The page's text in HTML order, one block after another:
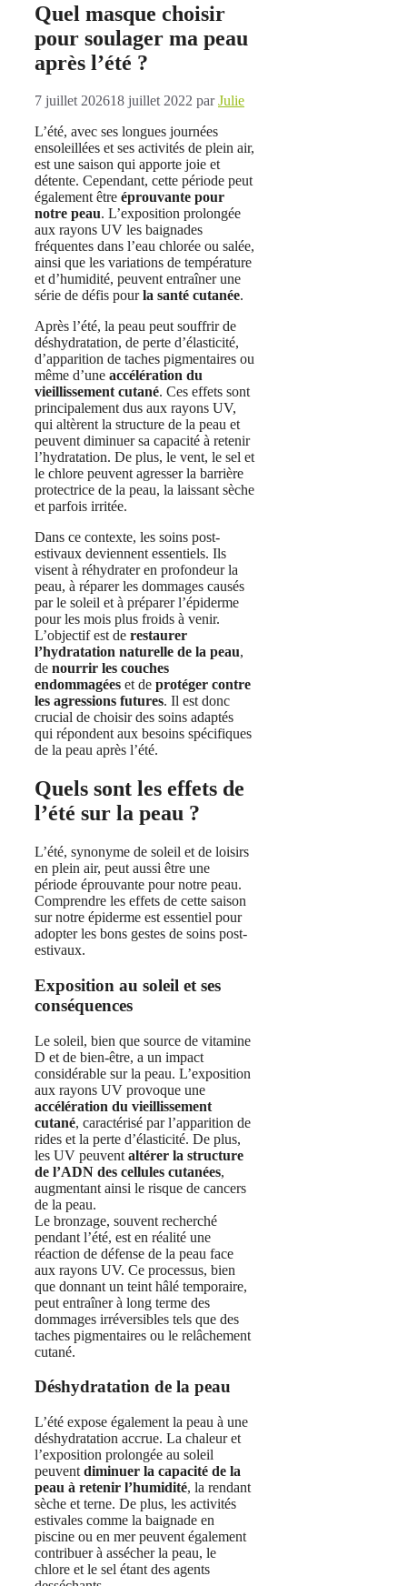
Quel masque choisir
pour soulager ma peau
après l’été ?
7 juillet 202618 juillet 2022 parJulie
L’été, avec ses longues journées
ensoleillées et ses activités de plein air,
est une saison qui apporte joie et
détente. Cependant, cette période peut
également être éprouvante pour
notre peau. L’exposition prolongée
aux rayons UV les baignades
fréquentes dans l’eau chlorée ou salée,
ainsi que les variations de température
et d’humidité, peuvent entraîner une
série de défis pourla santé cutanée.
Après l’été, la peau peut souffrir de
déshydratation, de perte d’élasticité,
d’apparition de taches pigmentaires ou
même d’une accélération du
vieillissement cutané. Ces effets sont
principalement dus aux rayons UV,
qui altèrent la structure de la peau et
peuvent diminuer sa capacité à retenir
l’hydratation. De plus, le vent, le sel et
le chlore peuvent agresser la barrière
protectrice de la peau, la laissant sèche
et parfois irritée.
Dans ce contexte, les soins post-
estivaux deviennent essentiels. Ils
visent à réhydrater en profondeur la
peau, à réparer les dommages causés
par le soleil et à préparer l’épiderme
pour les mois plus froids à venir.
L’objectif est de restaurer
l’hydratation naturelle de la peau,
de nourrir les couches
endommagées et de protéger contre
les agressions futures. Il est donc
crucial de choisir des soins adaptés
qui répondent aux besoins spécifiques
de la peau après l’été.
Quels sont les effets de
l’été sur la peau ?
L’été, synonyme de soleil et de loisirs
en plein air, peut aussi être une
période éprouvante pour notre peau.
Comprendre les effets de cette saison
sur notre épiderme est essentiel pour
adopter les bons gestes de soins post-
estivaux.
Exposition au soleil et ses
conséquences
Le soleil, bien que source de vitamine
D et de bien-être, a un impact
considérable sur la peau. L’exposition
aux rayons UV provoque une
accélération du vieillissement
cutané, caractérisé par l’apparition de
rides et la perte d’élasticité. De plus,
les UV peuvent altérer la structure
de l’ADN des cellules cutanées,
augmentant ainsi le risque de cancers
de la peau.
Le bronzage, souvent recherché
pendant l’été, est en réalité une
réaction de défense de la peau face
aux rayons UV. Ce processus, bien
que donnant un teint hâlé temporaire,
peut entraîner à long terme des
dommages irréversibles tels que des
taches pigmentaires ou le relâchement
cutané.
Déshydratation de la peau
L’été expose également la peau à une
déshydratation accrue. La chaleur et
l’exposition prolongée au soleil
peuvent diminuer la capacité de la
peau à retenir l’humidité, la rendant
sèche et terne. De plus, les activités
estivales comme la baignade en
piscine ou en mer peuvent également
contribuer à assécher la peau, le
chlore et le sel étant des agents